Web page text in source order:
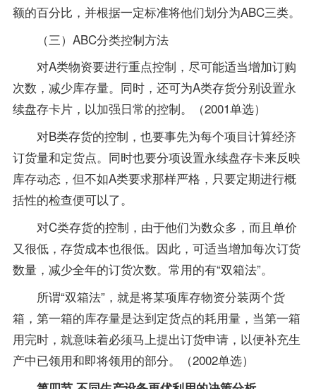
额的百分比，并根据一定标准将他们划分为ABC三类。
（三）ABC分类控制方法
对A类物资要进行重点控制，尽可能适当增加订购
次数，减少库存量。同时，还可为A类存货分别设置永
续盘存卡片，以加强日常的控制。（2001单选）
对B类存货的控制，也要事先为每个项目计算经济
订货量和定货点。同时也要分项设置永续盘存卡来反映
库存动态，但不如A类要求那样严格，只要定期进行概
括性的检查便可以了。
对C类存货的控制，由于他们为数众多，而且单价
又很低，存货成本也很低。因此，可适当增加每次订货
数量，减少全年的订货次数。常用的有“双箱法”。
所谓“双箱法”，就是将某项库存物资分装两个货
箱，第一箱的库存量是达到定货点的耗用量，当第一箱
用完时，就意味着必须马上提出订货申请，以便补充生
产中已领用和即将领用的部分。（2002单选）